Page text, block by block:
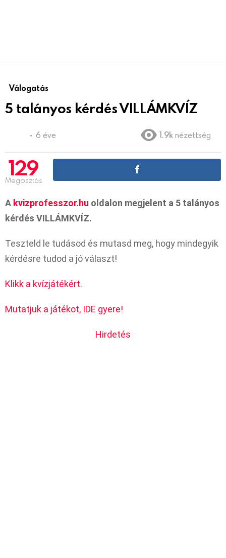
Válogatás
5 talányos kérdés VILLÁMKVÍZ
6 éve 1.9k nézettség
129
Megosztás
A kvizprofesszor.hu oldalon megjelent a 5 talányos
kérdés VILLÁMKVÍZ.
Teszteld le tudásod és mutasd meg, hogy mindegyik
kérdésre tudod a jó választ!
Klikk a kvízjátékért.
Mutatjuk a játékot, IDE gyere!
Hirdetés